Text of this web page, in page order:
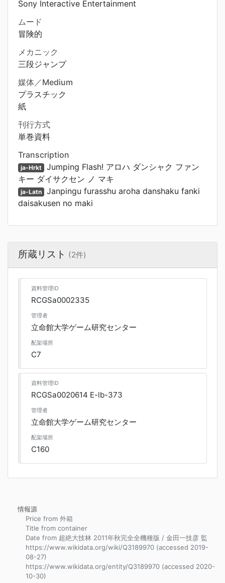
Sony Interactive Entertainment
ムード
冒険的
メカニック
三段ジャンプ
媒体／Medium
プラスチック
紙
刊行方式
単巻資料
Transcription
ja-Hrkt Jumping Flash! アロハ ダンシャク ファン
キー ダイサクセン ノ マキ
ja-Latn Janpingu furasshu aroha danshaku fanki
daisakusen no maki
所蔵リスト (2件)
資料管理ID
RCGSa0002335
管理者
立命館大学ゲーム研究センター
配架場所
C7
資料管理ID
RCGSa0020614 E-lb-373
管理者
立命館大学ゲーム研究センター
配架場所
C160
情報源
Price from 外箱
Title from container
Date from 超絶大技林 2011年秋完全全機種版 / 金田一技彦 監
https://www.wikidata.org/wiki/Q3189970 (accessed 2019-
08-27)
https://www.wikidata.org/entity/Q3189970 (accessed 2020-
10-30)